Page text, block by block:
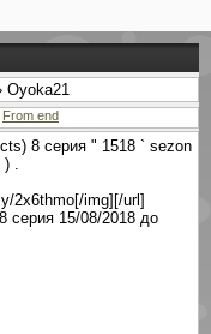
Oyoka21
From end
8 серия " 1518 ` sezon
) .
2x6thmo[/img][/url]
серия 15/08/2018 до